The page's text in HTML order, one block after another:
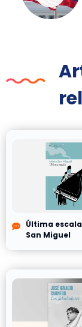
Última
San Miguel